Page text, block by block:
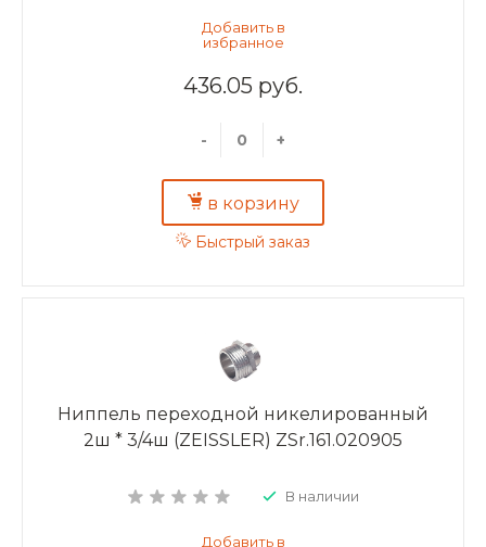
436.05 руб.
- +
в корзину
Быстрый заказ
Ниппель переходной никелированный
2ш * 3/4ш (ZEISSLER) ZSr.161.020905
В наличии